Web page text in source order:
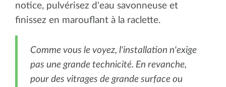
notice, pulvérisez d'eau savonneuse et
finissez en marouflant à la raclette.
Comme vous le voyez, l'installation n'exige
pas une grande technicité. En revanche,
pour des vitrages de grande surface ou